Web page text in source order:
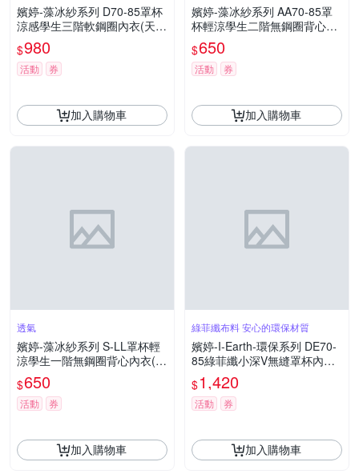
嬪婷-藻冰紗系列 D70-85罩杯
涼感學生三階軟鋼圈內衣(天空
藍)BB2401D3
$980
活動 券
加入購物車
嬪婷-藻冰紗系列 AA70-85罩
杯輕涼學生二階無鋼圈背心內
衣(甜心紫)BB1401L6
$650
活動 券
加入購物車
透氣
嬪婷-藻冰紗系列 S-LL罩杯輕
涼學生一階無鋼圈背心內衣(雲
朵白)BB1101CR
$650
活動 券
加入購物車
綠菲纖布料 安心的環保材質
嬪婷-I-Earth-環保系列 DE70-
85綠菲纖小深V無縫罩杯內衣
(簡約白)BB3682IW
$1,420
活動 券
加入購物車